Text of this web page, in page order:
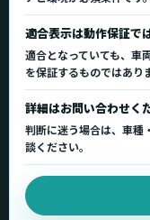
適合表示は動作保証で
適合となっていても、車
を保証するものではあり
詳細はお問い合わせく
判断に迷う場合は、車種
談ください。
正規販売代理店 車種適合
製品を探す
製品一覧
車種適合を確認
用途から製品を選ぶ
取扱店舗・購入先